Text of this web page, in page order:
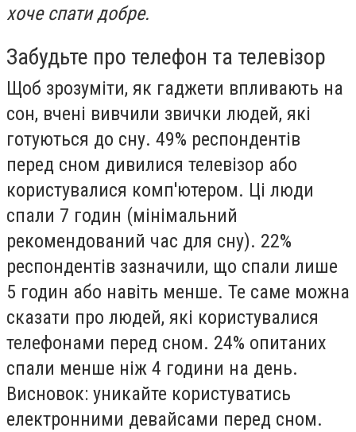
хоче спати добре.
Забудьте про телефон та телевізор
Щоб зрозуміти, як гаджети впливають на
сон, вчені вивчили звички людей, які
готуються до сну. 49% респондентів
перед сном дивилися телевізор або
користувалися комп'ютером. Ці люди
спали 7 годин (мінімальний
рекомендований час для сну). 22%
респондентів зазначили, що спали лише
5 годин або навіть менше. Те саме можна
сказати про людей, які користувалися
телефонами перед сном. 24% опитаних
спали менше ніж 4 години на день.
Висновок: уникайте користуватись
електронними девайсами перед сном.